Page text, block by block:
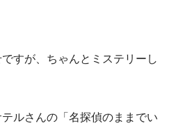
すが、ちゃんとミステリーし
ルさんの「名探偵のままでい